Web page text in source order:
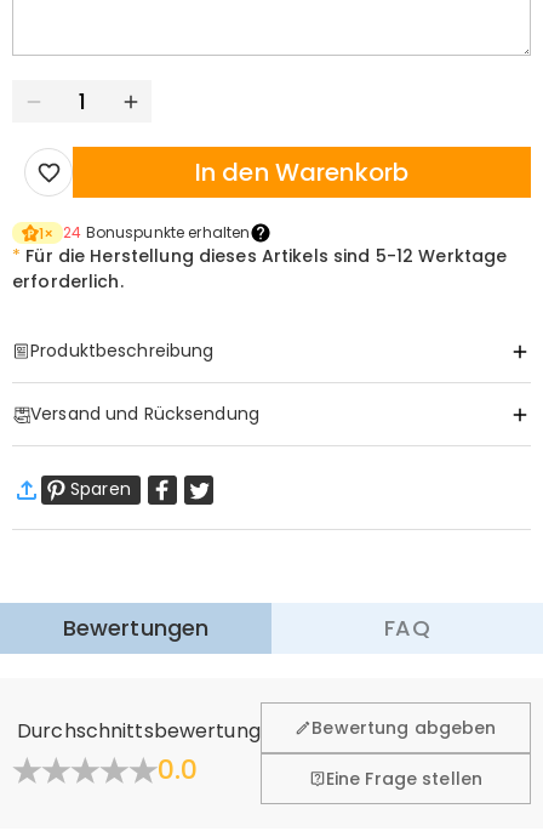
In den Warenkorb
1× 24 Bonuspunkte erhalten
* Für die Herstellung dieses Artikels sind 5-12 Werktage
erforderlich.
Produktbeschreibung
Versand und Rücksendung
Standardversand
9-18
Arbeitstage
Mehr erfahren
fühlen. Deshalb bieten wir Ihnen 60 Tage Rückgaberecht.
Sparen
Bewertungen FAQ
Durchschnittsbewertung
0.0
Bewertung abgeben
Eine Frage stellen